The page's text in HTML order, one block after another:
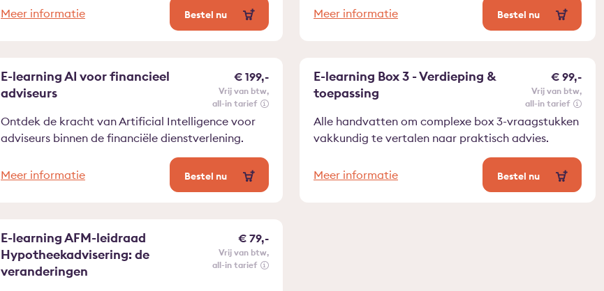
Meer informatie Bestel nu Meer informatie Bestel nu
E-learning AI voor financieel
adviseurs
€ 199,-
vrij van btw
all-in tarief
Ontdek de kracht van Artificial Intelligence voor
adviseurs binnen de financiële dienstverlening.
Meer informatie Bestel nu
E-learning Box 3 - Verdieping &
toepassing
€ 99,-
vrij van btw
all-in tarief
Alle handvatten om complexe box 3-vraagstukken
vakkundig te vertalen naar praktisch advies.
Meer informatie Bestel nu
E-learning AFM-leidraad
Hypotheekadvisering: de
veranderingen
€ 79,-
vrij van btw
all-in tarief